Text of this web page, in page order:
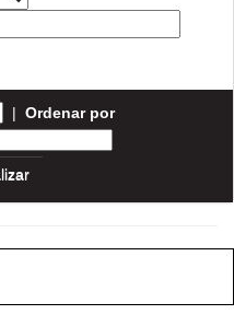
| Ordenar por